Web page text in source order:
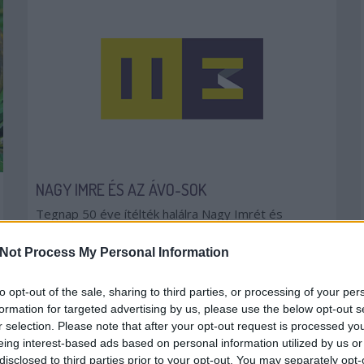
Process My Personal Information
opt-out of the sale, sharing to third parties, or processing of your
for targeted advertising by us, please use the below opt-out
selection. Please note that after your opt-out request is processed
interest-based ads based on personal information utilized by us
to third parties prior to your opt-out. You may separately
NAGY IMRE ÉS AZ ÁVO-SOK
Tegnap 50 éve ítélték halálra Nagy Imrét és
napon halt meg Kádár János. De ami nem változik:
ÁRPÁDSÁV SZÁNALOM
SZÉLSŐKÖZÉP
JÁMBORANDRÁS
2008. 06. 16. TOVÁBB →